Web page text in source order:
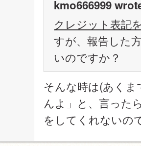
kmo666999
クレジット表記
すが、報告した
いのですか？
そんな時は(あく
んよ」と、言った
をしてくれないの